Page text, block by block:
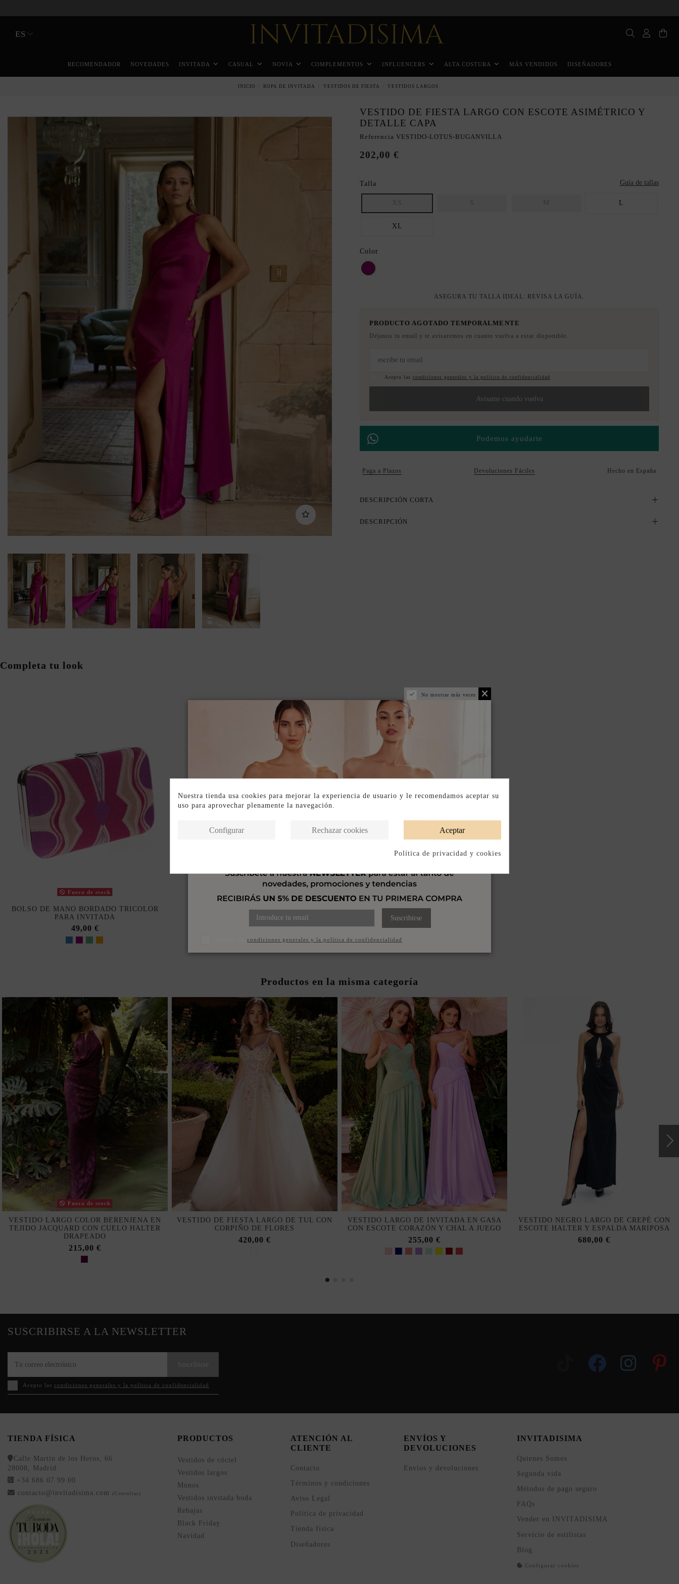
ES
RECOMENDADOR NOVEDADES INVITADA CASUAL NOVIA COMPLEMENTOS INFLUENCERS ALTA COSTURA MÁS VENDIDOS DISEÑADORES
INICIO ROPA DE INVITADA VESTIDOS DE FIESTA VESTIDOS LARGOS
VESTIDO DE FIESTA LARGO CON ESCOTE ASIMÉTRICO Y
DETALLE CAPA
Referencia VESTIDO-LOTUS-BUGANVILLA
202,00 €
Talla Guía de tallas
L
XL
Color
buganvilla
ASEGURA TU TALLA IDEAL: REVISA LA GUÍA.
PRODUCTO AGOTADO TEMPORALMENTE
Déjanos tu email y te avisaremos en cuanto vuelva a estar disponible.
Acepto las condiciones generales y la política de confidencialidad
Avisame cuando vuelva
Podemos ayudarte
Paga a Plazos Devoluciones Fáciles Hecho en España
DESCRIPCIÓN CORTA
DESCRIPCIÓN
Completa tu look
Fuera de stock
BOLSO DE MANO BORDADO TRICOLOR
PARA INVITADA
49,00 €
Productos en la misma categoría
Fuera de stock
VESTIDO LARGO COLOR BERENJENA EN
TEJIDO JACQUARD CON CUELO HALTER
DRAPEADO
215,00 €
VESTIDO DE FIESTA LARGO DE TUL CON
CORPIÑO DE FLORES
420,00 €
VESTIDO LARGO DE INVITADA EN GASA
CON ESCOTE CORAZÓN Y CHAL A JUEGO
255,00 €
VESTIDO NEGRO LARGO DE CREPÉ CON
ESCOTE HALTER Y ESPALDA MARIPOSA
680,00 €
SUSCRIBIRSE A LA NEWSLETTER
Acepto las condiciones generales y la política de confidencialidad
TIENDA FÍSICA
Calle Martín de los Heros, 66
28008, Madrid
+34 686 07 99 00
contacto@invitadisima.com
(Consultas)
PRODUCTOS
Vestidos de cóctel
Vestidos largos
Monos
Vestidos invitada boda
Rebajas
Black Friday
Navidad
ATENCIÓN AL
CLIENTE
Contacto
Términos y condiciones
Aviso Legal
Política de privacidad
Tienda física
Diseñadores
ENVÍOS Y
DEVOLUCIONES
Envíos y devoluciones
INVITADISIMA
Quienes Somos
Segunda vida
Métodos de pago seguro
FAQs
Vender en INVITADISIMA
Servicio de estilistas
Blog
Configurar cookies
No mostrar más veces
Suscribirse
condiciones generales y la política de confidencialidad
Nuestra tienda usa cookies para mejorar la experiencia de usuario y le recomendamos aceptar su
uso para aprovechar plenamente la navegación.
Aceptar
Rechazar cookies
Configurar
Política de privacidad y cookies